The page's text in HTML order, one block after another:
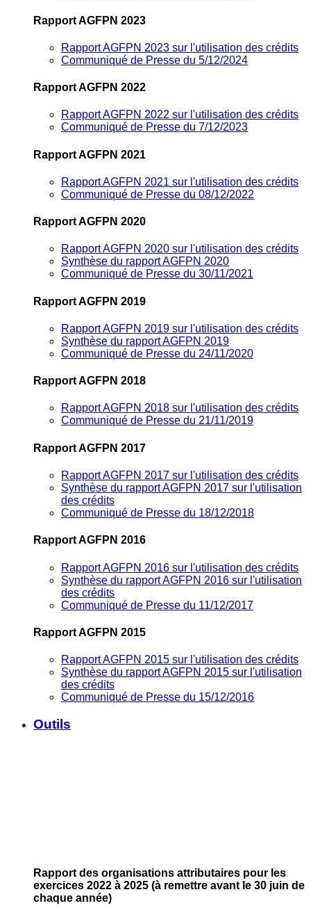
Rapport AGFPN 2023
Rapport AGFPN 2023 sur l'utilisation des crédits
Communiqué de Presse du 5/12/2024
Rapport AGFPN 2022
Rapport AGFPN 2022 sur l'utilisation des crédits
Communiqué de Presse du 7/12/2023
Rapport AGFPN 2021
Rapport AGFPN 2021 sur l'utilisation des crédits
Communiqué de Presse du 08/12/2022
Rapport AGFPN 2020
Rapport AGFPN 2020 sur l'utilisation des crédits
Synthèse du rapport AGFPN 2020
Communiqué de Presse du 30/11/2021
Rapport AGFPN 2019
Rapport AGFPN 2019 sur l'utilisation des crédits
Synthèse du rapport AGFPN 2019
Communiqué de Presse du 24/11/2020
Rapport AGFPN 2018
Rapport AGFPN 2018 sur l'utilisation des crédits
Communiqué de Presse du 21/11/2019
Rapport AGFPN 2017
Rapport AGFPN 2017 sur l'utilisation des crédits
Synthèse du rapport AGFPN 2017 sur l'utilisation
des crédits
Communiqué de Presse du 18/12/2018
Rapport AGFPN 2016
Rapport AGFPN 2016 sur l'utilisation des crédits
Synthèse du rapport AGFPN 2016 sur l'utilisation
des crédits
Communiqué de Presse du 11/12/2017
Rapport AGFPN 2015
Rapport AGFPN 2015 sur l'utilisation des crédits
Synthèse du rapport AGFPN 2015 sur l'utilisation
des crédits
Communiqué de Presse du 15/12/2016
Outils
Rapport des organisations attributaires pour les
exercices 2022 à 2025 (à remettre avant le 30 juin de
chaque année)